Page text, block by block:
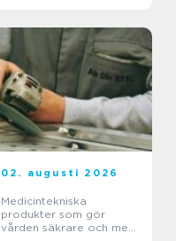
02. augusti 2026
Medicintekniska
produkter som gör
vården säkrare och mer